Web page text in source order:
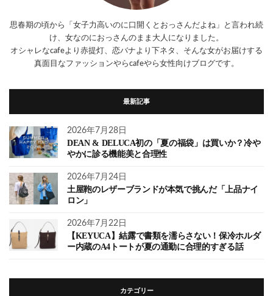
思春期の頃から「女子力高いのに口開くとおっさんだよね」と言われ続
け、女なのにおっさんのまま大人になりました。
オシャレなcafeより赤提灯、恋バナより下ネタ、そんな女がお届けする
真面目なファッションやらcafeやら女性向けブログです。
最新記事
2026年7月28日
DEAN & DELUCA初の「夏の福袋」は買いか？冷や
やかに診る機能美と合理性
2026年7月24日
土屋鞄のレザーブランドが本気で挑んだ「上品ナイ
ロン」
2026年7月22日
【KEYUCA】結露で書類を濡らさない！保冷ホルダ
ー内蔵のA4トートが夏の通勤に合理的すぎる話
カテゴリー